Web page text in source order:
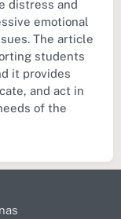
distress and
emotional
The article
students
it provides
and act in
of the